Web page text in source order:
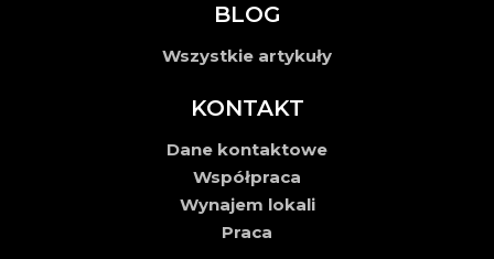
BLOG
Wszystkie artykuły
KONTAKT
Dane kontaktowe
Współpraca
Wynajem lokali
Praca